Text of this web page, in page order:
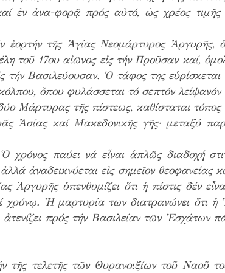
ἐν ἀνα-φορᾷ πρός αὐτό, ὡς χρέος τιμῆς
ἑορτήν τῆς Ἁγίας Νεομάρτυρος Ἀργυρῆς,
τοῦ 17ου αἰῶνος εἰς τήν Προῦσαν καί,
Βασιλεύουσαν. Ὁ τάφος της εὑρίσκεται
ὅπου φυλάσσεται τό σεπτόν λείψανόν
Μάρτυρας τῆς πίστεως, καθίσταται τόπος
Ἀσίας καί Μακεδονικῆς γῆς· μεταξύ
χρόνος παύει νά εἶναι ἁπλῶς διαδοχή
ἀναδεικνύεται εἰς σημεῖον θεοφανείας
ὑπενθυμίζει ὅτι ἡ πίστις δέν
χρόνῳ. Ἡ μαρτυρία των διατρανώνει ὅτι ἡ
πρός τήν Βασιλείαν τῶν Ἐσχάτων
τελετῆς τῶν Θυρανοιξίων τοῦ Ναοῦ